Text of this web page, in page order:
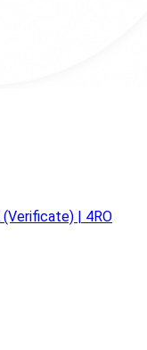
(Verificate) | 4RO